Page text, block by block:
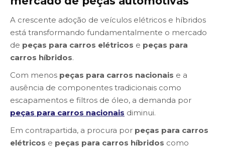
A crescente adoção de veículos elétricos e híbridos
está transformando fundamentalmente o mercado
de peças para carros elétricos e peças para
carros híbridos.
Com menos peças para carros nacionais e a
ausência de componentes tradicionais como
escapamentos e filtros de óleo, a demanda por
peças para carros nacionais diminui.
Em contrapartida, a procura por peças para carros
elétricos e peças para carros híbridos como